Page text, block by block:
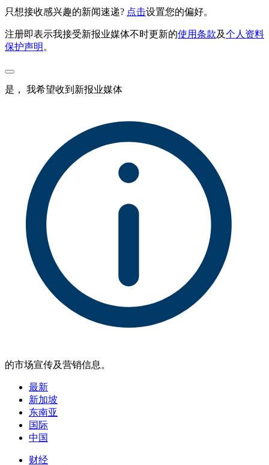
只想接收感兴趣的新闻速递? 点击设置您的偏好。
注册即表示我接受新报业媒体不时更新的使用条款及个人资料
保护声明 。
是， 我希望收到新报业媒体
的市场宣传及营销信息。
最新
新加坡
东南亚
国际
中国
财经